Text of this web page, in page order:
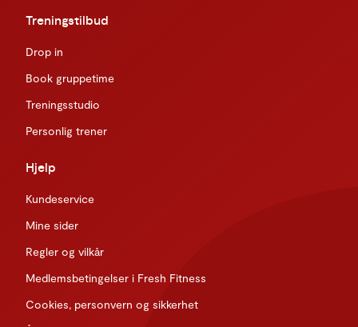
Treningstilbud
Drop in
Book gruppetime
Treningsstudio
Personlig trener
Hjelp
Kundeservice
Mine sider
Regler og vilkår
Medlemsbetingelser i Fresh Fitness
Cookies, personvern og sikkerhet